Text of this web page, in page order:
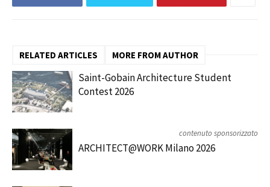
RELATED ARTICLES MORE FROM AUTHOR
Saint-Gobain Architecture Student
Contest 2026
contenuto sponsorizzato
ARCHITECT@WORK Milano 2026